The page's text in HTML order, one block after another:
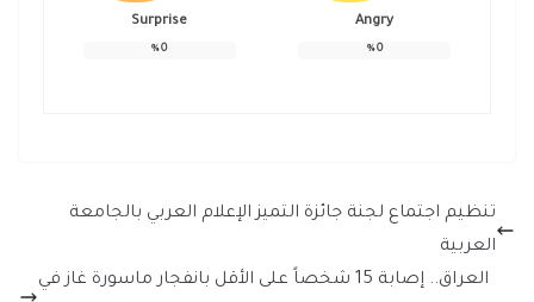
Angry
0
%
Surprise
0
%
تنظيم اجتماع لجنة جائزة التميز الإعلام العربي بالجامعة
العربية
العراق.. إصابة 15 شخصاً على الأقل بانفجار ماسورة غاز في